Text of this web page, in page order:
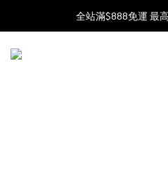
加入會員送$100購物金
全站滿$888免運 最
父親節獻禮 8/1-8/10 滿 $888